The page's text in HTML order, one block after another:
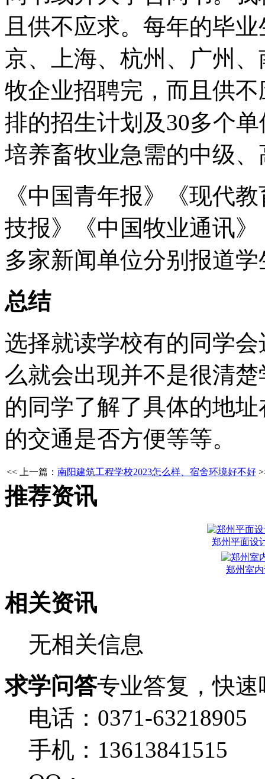
且供不应求。每年的毕
京、上海、杭州、广州
牧企业招聘完，而且供
排的招生计划及30多个
培养畜牧业急需的中级
《中国青年报》《现代
技报》《中国牧业通讯
多家新闻单位分别报道
总结
选择就读学校有的同学
么就会出现并不是很清
的同学了解了具体的地
的交通是否方便等等。
<< 上一篇： 南阳建筑工程学校2023怎么样、宿舍环境好不好
推荐资讯
郑州平面设
郑州室
相关资讯
无相关信息
求学问答专业答复，快速
电话：0371-63218905
手机：13613841515